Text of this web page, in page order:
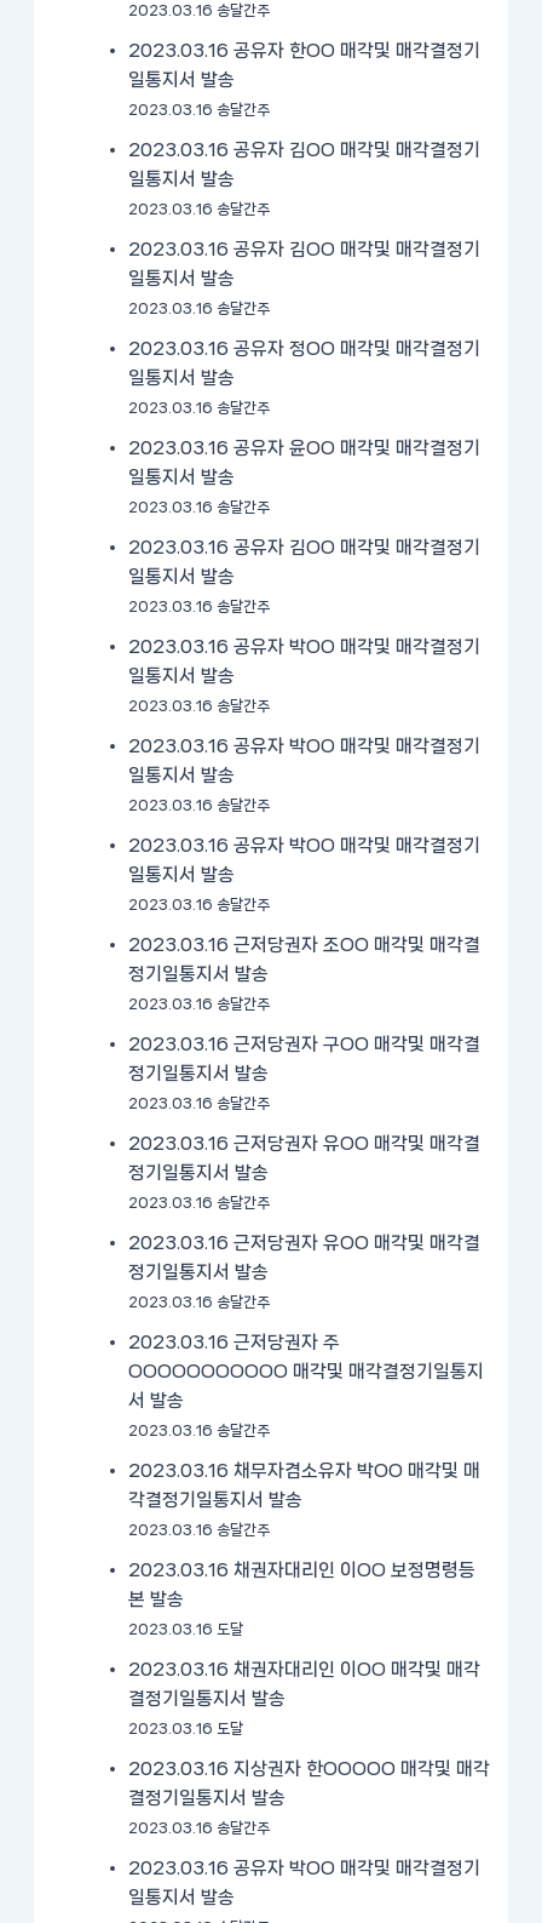
2023.03.16 송달간주
2023.03.16 공유자 한OO 매각및 매각결정기
일통지서 발송
2023.03.16 송달간주
2023.03.16 공유자 김OO 매각및 매각결정기
일통지서 발송
2023.03.16 송달간주
2023.03.16 공유자 김OO 매각및 매각결정기
일통지서 발송
2023.03.16 송달간주
2023.03.16 공유자 정OO 매각및 매각결정기
일통지서 발송
2023.03.16 송달간주
2023.03.16 공유자 윤OO 매각및 매각결정기
일통지서 발송
2023.03.16 송달간주
2023.03.16 공유자 김OO 매각및 매각결정기
일통지서 발송
2023.03.16 송달간주
2023.03.16 공유자 박OO 매각및 매각결정기
일통지서 발송
2023.03.16 송달간주
2023.03.16 공유자 박OO 매각및 매각결정기
일통지서 발송
2023.03.16 송달간주
2023.03.16 공유자 박OO 매각및 매각결정기
일통지서 발송
2023.03.16 송달간주
2023.03.16 근저당권자 조OO 매각및 매각결
정기일통지서 발송
2023.03.16 송달간주
2023.03.16 근저당권자 구OO 매각및 매각결
정기일통지서 발송
2023.03.16 송달간주
2023.03.16 근저당권자 유OO 매각및 매각결
정기일통지서 발송
2023.03.16 송달간주
2023.03.16 근저당권자 유OO 매각및 매각결
정기일통지서 발송
2023.03.16 송달간주
2023.03.16 근저당권자 주
OOOOOOOOOOO 매각및 매각결정기일통지
서 발송
2023.03.16 송달간주
2023.03.16 채무자겸소유자 박OO 매각및 매
각결정기일통지서 발송
2023.03.16 송달간주
2023.03.16 채권자대리인 이OO 보정명령등
본 발송
2023.03.16 도달
2023.03.16 채권자대리인 이OO 매각및 매각
결정기일통지서 발송
2023.03.16 도달
2023.03.16 지상권자 한OOOOO 매각및 매각
결정기일통지서 발송
2023.03.16 송달간주
2023.03.16 공유자 박OO 매각및 매각결정기
일통지서 발송